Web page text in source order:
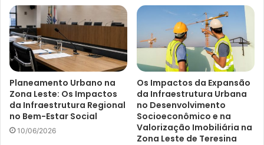
Planeamento Urbano na
Zona Leste: Os Impactos
da Infraestrutura Regional
no Bem-Estar Social
10/06/2026
Os Impactos da Expansão
da Infraestrutura Urbana
no Desenvolvimento
Socioeconômico e na
Valorização Imobiliária na
Zona Leste de Teresina